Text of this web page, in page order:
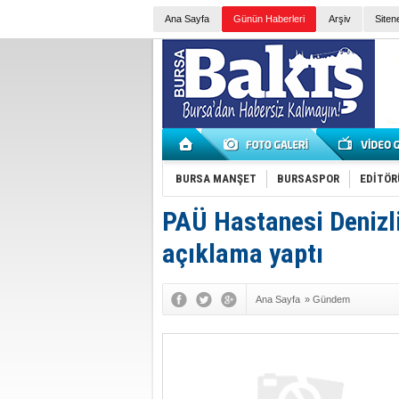
Ana Sayfa Günün Haberleri Arşiv
BURSA MANŞET BURSASPOR
PAÜ Hastanesi
açıklama yaptı
Ana Sayfa » Gündem